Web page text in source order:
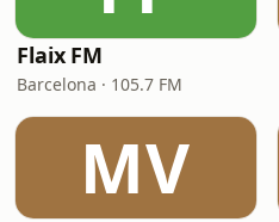
Flaix FM
Barcelona · 105.7 FM
MV